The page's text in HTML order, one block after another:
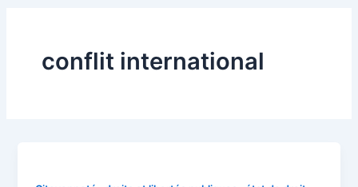
conflit international